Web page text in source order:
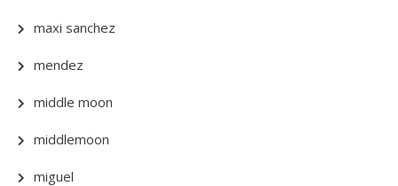
maxi sanchez
mendez
middle moon
middlemoon
miguel